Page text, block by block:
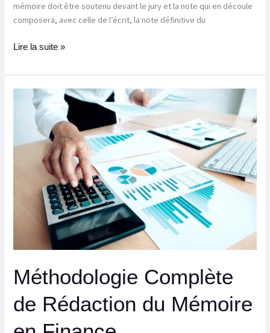
mémoire doit être soutenu devant le jury et la note qui en découle
composera, avec celle de l’écrit, la note définitive du
Lire la suite »
Méthodologie Complète
de Rédaction du Mémoire
Méthodologie
Complète
Rédaction
Mémoire
Finance